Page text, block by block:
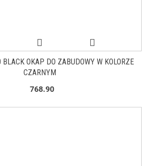
OKAP DO ZABUDOWY W KOLORZE
CZARNYM
768.90